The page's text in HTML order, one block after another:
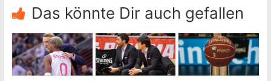
Das könnte Dir auch gefallen